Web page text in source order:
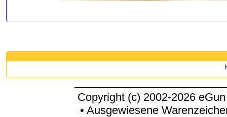
Copyright (c) 2002-2026
• Ausgewiesene